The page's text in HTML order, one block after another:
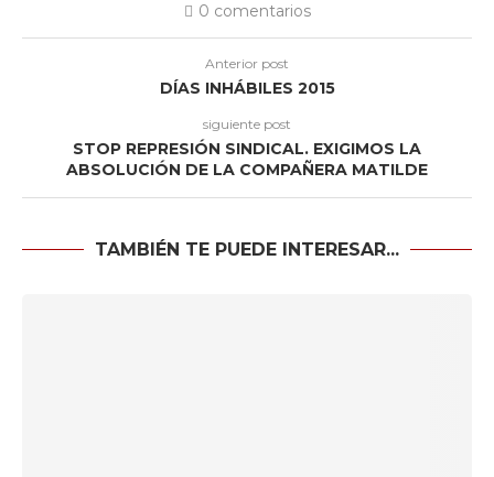
0 comentarios
Anterior post
DÍAS INHÁBILES 2015
siguiente post
STOP REPRESIÓN SINDICAL. EXIGIMOS LA
ABSOLUCIÓN DE LA COMPAÑERA MATILDE
TAMBIÉN TE PUEDE INTERESAR...